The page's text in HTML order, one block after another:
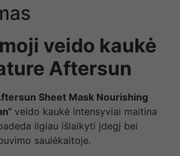
veido kaukė
Aftersun
Sheet Mask Nourishing
veido kaukė intensyviai maitina
ilgiau išlaikyti įdegį bei
saulėkaitoje.